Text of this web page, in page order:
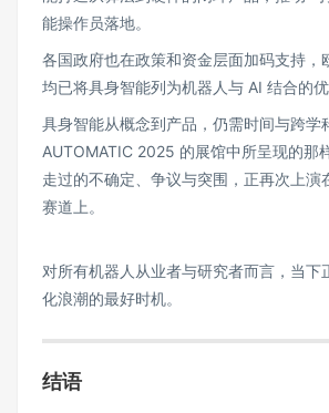
能操作员落地。
各国政府也在政策和资金层面加码支持，
均已将具身智能列为机器人与 AI 结合的优
具身智能从概念到产品，仍需时间与跨学
AUTOMATIC 2025 的展馆中所呈现的那
走过的不确定、争议与突围，正再次上演
赛道上。
对所有机器人从业者与研究者而言，当下
化浪潮的最好时机。
结语